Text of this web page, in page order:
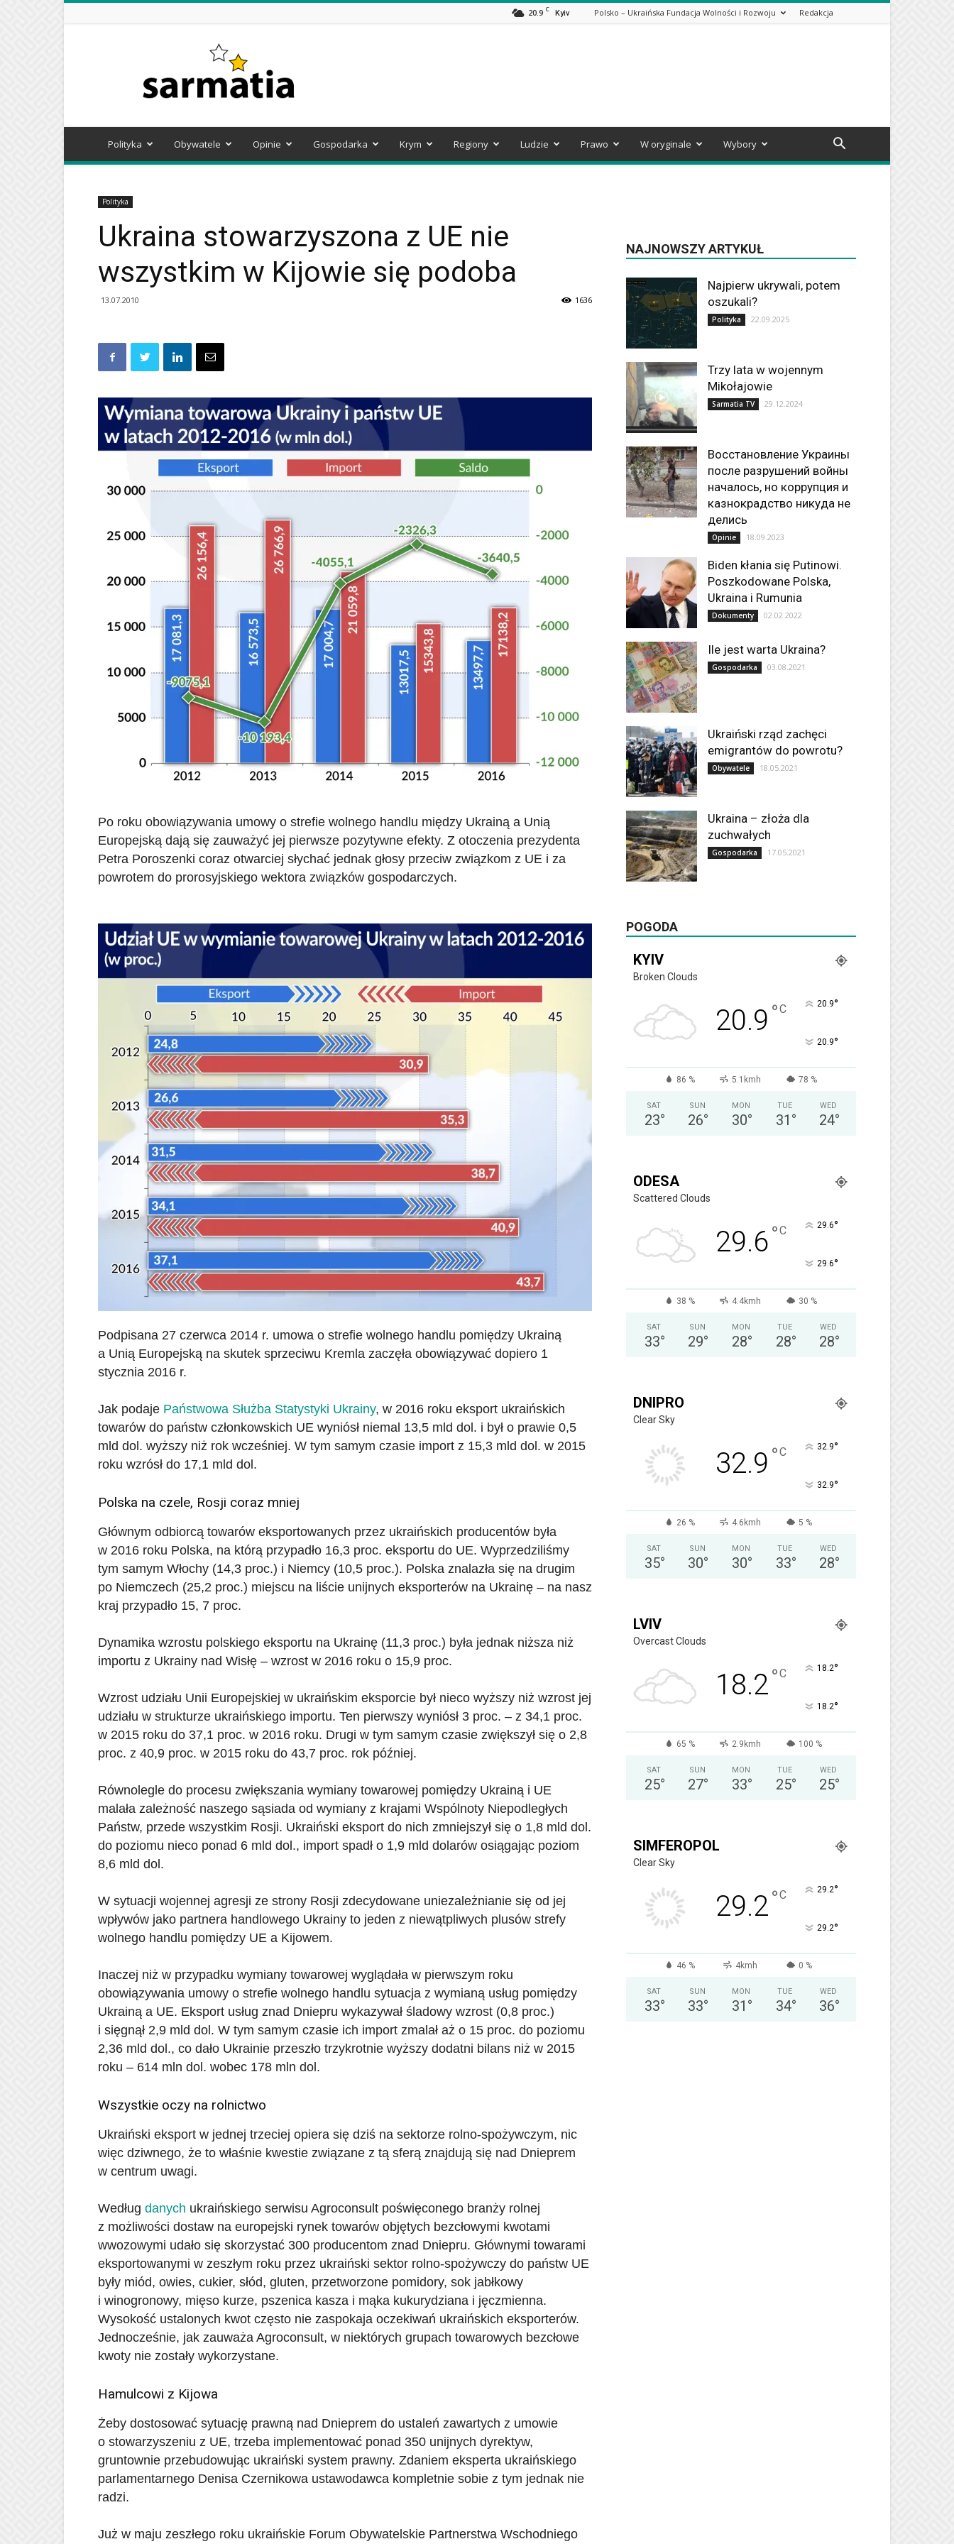
20.9 C Kyiv Polsko – Ukraińska Fundacja Wolności i Rozwoju Redakcja
Polityka Obywatele Opinie Gospodarka Krym Regiony Ludzie Prawo W oryginale Wybory
Polityka
Ukraina stowarzyszona z UE nie
wszystkim w Kijowie się podoba
13.07.2010 1636
Po roku obowiązywania umowy o strefie wolnego handlu między Ukrainą a Unią
Europejską dają się zauważyć jej pierwsze pozytywne efekty. Z otoczenia prezydenta
Petra Poroszenki coraz otwarciej słychać jednak głosy przeciw związkom z UE i za
powrotem do prorosyjskiego wektora związków gospodarczych.
Podpisana 27 czerwca 2014 r. umowa o strefie wolnego handlu pomiędzy Ukrainą
a Unią Europejską na skutek sprzeciwu Kremla zaczęła obowiązywać dopiero 1
stycznia 2016 r.
Jak podaje Państwowa Służba Statystyki Ukrainy, w 2016 roku eksport ukraińskich
towarów do państw członkowskich UE wyniósł niemal 13,5 mld dol. i był o prawie 0,5
mld dol. wyższy niż rok wcześniej. W tym samym czasie import z 15,3 mld dol. w 2015
roku wzrósł do 17,1 mld dol.
Polska na czele, Rosji coraz mniej
Głównym odbiorcą towarów eksportowanych przez ukraińskich producentów była
w 2016 roku Polska, na którą przypadło 16,3 proc. eksportu do UE. Wyprzedziliśmy
tym samym Włochy (14,3 proc.) i Niemcy (10,5 proc.). Polska znalazła się na drugim
po Niemczech (25,2 proc.) miejscu na liście unijnych eksporterów na Ukrainę – na nasz
kraj przypadło 15, 7 proc.
Dynamika wzrostu polskiego eksportu na Ukrainę (11,3 proc.) była jednak niższa niż
importu z Ukrainy nad Wisłę – wzrost w 2016 roku o 15,9 proc.
Wzrost udziału Unii Europejskiej w ukraińskim eksporcie był nieco wyższy niż wzrost jej
udziału w strukturze ukraińskiego importu. Ten pierwszy wyniósł 3 proc. – z 34,1 proc.
w 2015 roku do 37,1 proc. w 2016 roku. Drugi w tym samym czasie zwiększył się o 2,8
proc. z 40,9 proc. w 2015 roku do 43,7 proc. rok później.
Równolegle do procesu zwiększania wymiany towarowej pomiędzy Ukrainą i UE
malała zależność naszego sąsiada od wymiany z krajami Wspólnoty Niepodległych
Państw, przede wszystkim Rosji. Ukraiński eksport do nich zmniejszył się o 1,8 mld dol.
do poziomu nieco ponad 6 mld dol., import spadł o 1,9 mld dolarów osiągając poziom
8,6 mld dol.
W sytuacji wojennej agresji ze strony Rosji zdecydowane uniezależnianie się od jej
wpływów jako partnera handlowego Ukrainy to jeden z niewątpliwych plusów strefy
wolnego handlu pomiędzy UE a Kijowem.
Inaczej niż w przypadku wymiany towarowej wyglądała w pierwszym roku
obowiązywania umowy o strefie wolnego handlu sytuacja z wymianą usług pomiędzy
Ukrainą a UE. Eksport usług znad Dniepru wykazywał śladowy wzrost (0,8 proc.)
i sięgnął 2,9 mld dol. W tym samym czasie ich import zmalał aż o 15 proc. do poziomu
2,36 mld dol., co dało Ukrainie przeszło trzykrotnie wyższy dodatni bilans niż w 2015
roku – 614 mln dol. wobec 178 mln dol.
Wszystkie oczy na rolnictwo
Ukraiński eksport w jednej trzeciej opiera się dziś na sektorze rolno-spożywczym, nic
więc dziwnego, że to właśnie kwestie związane z tą sferą znajdują się nad Dnieprem
w centrum uwagi.
Według danych ukraińskiego serwisu Agroconsult poświęconego branży rolnej
z możliwości dostaw na europejski rynek towarów objętych bezcłowymi kwotami
wwozowymi udało się skorzystać 300 producentom znad Dniepru. Głównymi towarami
eksportowanymi w zeszłym roku przez ukraiński sektor rolno-spożywczy do państw UE
były miód, owies, cukier, słód, gluten, przetworzone pomidory, sok jabłkowy
i winogronowy, mięso kurze, pszenica kasza i mąka kukurydziana i jęczmienna.
Wysokość ustalonych kwot często nie zaspokaja oczekiwań ukraińskich eksporterów.
Jednocześnie, jak zauważa Agroconsult, w niektórych grupach towarowych bezcłowe
kwoty nie zostały wykorzystane.
Hamulcowi z Kijowa
Żeby dostosować sytuację prawną nad Dnieprem do ustaleń zawartych z umowie
o stowarzyszeniu z UE, trzeba implementować ponad 350 unijnych dyrektyw,
gruntownie przebudowując ukraiński system prawny. Zdaniem eksperta ukraińskiego
parlamentarnego Denisa Czernikowa ustawodawca kompletnie sobie z tym jednak nie
radzi.
Już w maju zeszłego roku ukraińskie Forum Obywatelskie Partnerstwa Wschodniego
NAJNOWSZY ARTYKUŁ
Najpierw ukrywali, potem
oszukali?
Polityka 22.09.2025
Trzy lata w wojennym
Mikołajowie
Sarmatia TV 29.12.2024
Восстановление Украины
после разрушений войны
началось, но коррупция и
казнокрадство никуда не
делись
Opinie 18.09.2023
Biden kłania się Putinowi.
Poszkodowane Polska,
Ukraina i Rumunia
Dokumenty 02.02.2022
Ile jest warta Ukraina?
Gospodarka 03.08.2021
Ukraiński rząd zachęci
emigrantów do powrotu?
Obywatele 18.05.2021
Ukraina – złoża dla
zuchwałych
Gospodarka 17.05.2021
POGODA
KYIV
Broken Clouds
20.9 °C 20.9°
20.9°
86 % 5.1kmh 78 %
SAT
23°
SUN
26°
MON
30°
TUE
31 °
WED
24°
ODESA
Scattered Clouds
29.6°C 29.6°
29.6°
38 % 4.4kmh 30 %
SAT
33°
SUN
29°
MON
28°
TUE
28°
WED
28°
DNIPRO
Clear Sky
32.9 °C 32.9°
32.9°
26 % 4.6kmh 5 %
SAT
35°
SUN
30°
MON
30°
TUE
33°
WED
28°
LVIV
Overcast Clouds
18.2°C 18.2°
18.2°
65 % 2.9kmh 100 %
SAT
25°
SUN
27°
MON
33°
TUE
25°
WED
25°
SIMFEROPOL
Clear Sky
29.2°C 29.2°
29.2°
46 % 4kmh 0 %
SAT
33°
SUN
33°
MON
31 °
TUE
34°
WED
36°